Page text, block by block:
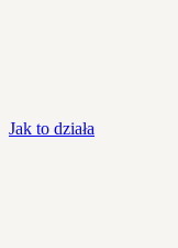
Jak to działa